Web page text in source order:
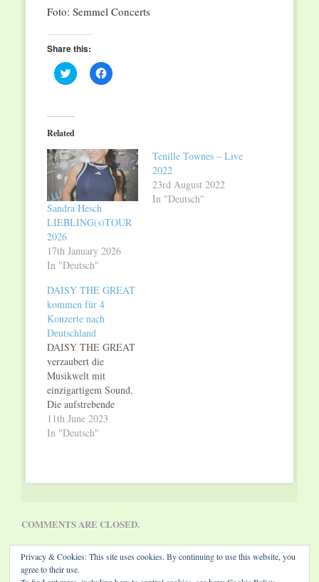
Foto: Semmel Concerts
Share this:
Click
to
(Opens
in
new
Click
to
Related
Sandra Hesch
LIEBLING(s)TOUR
2026
17th January 2026
In "Deutsch"
Tenille Townes – Live
2022
23rd August 2022
In "Deutsch"
DAISY THE GREAT
kommen für 4
Konzerte nach
Deutschland
DAISY THE GREAT
verzaubert die
Musikwelt mit
einzigartigem Sound.
Die aufstrebende
Indie-Folk-Band aus
den USA, erobert mit
Zuhörer:innen
weltweit. Die beiden
talentierten
Songwriterinnen und
Multiinstrumentalistinnen,
11th June 2023
In "Deutsch"
COMMENTS ARE CLOSED.
Privacy & Cookies: This site uses cookies. By continuing to use this website, you
agree to their use.